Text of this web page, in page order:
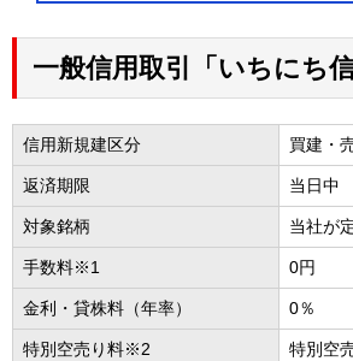
一般信用取引「いちにち
信用新規建区分 買建・
返済期限 当日中
対象銘柄 当社が
手数料※1 0円
金利・貸株料（年率） 0％
特別空売り料※2
特別空